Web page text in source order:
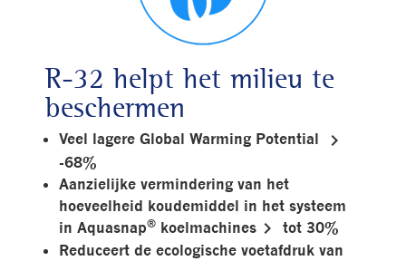
R-32 helpt het milieu te
beschermen
Veel lagere Global Warming Potential keyboard_arrow_right
-68%
Aanzielijke vermindering van het
hoeveelheid koudemiddel in het systeem
in Aquasnap® koelmachines keyboard_arrow_right
tot 30%
Reduceert de ecologische voetafdruk van